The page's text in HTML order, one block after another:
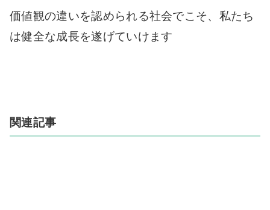
価値観の違いを認められる社会でこそ、私たち
は健全な成長を遂げていけます
関連記事